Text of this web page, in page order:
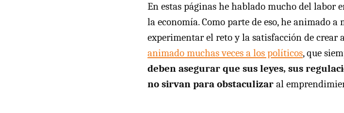
En estas páginas he hablado mucho del labor
la economía. Como parte de eso, he animado
experimentar el reto y la satisfacción de crear
animado muchas veces a los políticos, que
deben asegurar que sus leyes, sus
no sirvan para obstaculizar al